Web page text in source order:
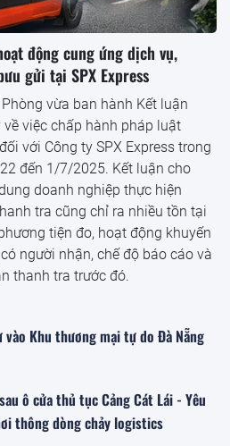
động cung ứng dịch vụ,
gửi tại SPX Express
vừa ban hành Kết luận
việc chấp hành pháp luật
với Công ty SPX Express trong
đến 1/7/2025. Kết luận cho
doanh nghiệp thực hiện
tra cũng chỉ ra nhiều tồn tại
tiện đo, hoạt động khuyến
người nhận, chế độ báo cáo và
thanh tra trước đó.
Khu thương mại tự do Đà Nẵng
ô cửa thủ tục Cảng Cát Lái - Yêu
thông dòng chảy logistics